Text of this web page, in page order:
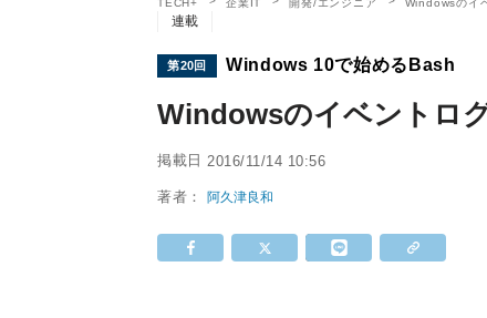
TECH+ 企業IT 開発/エンジニア Windowsのイ
連載
第20回 Windows 10で始めるBash
Windowsのイベントロ
掲載日 2016/11/14 10:56
著者：阿久津良和